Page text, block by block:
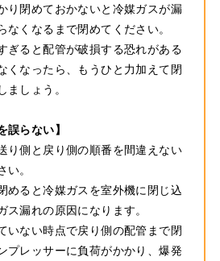
り閉めておかないと冷媒ガスが漏
なくなるまで閉めてください。
ぎると配管が破損する恐れがある
くなったら、もうひと力加えて閉
ましょう。
誤らない】
り側と戻り側の順番を間違えない
い。
めると冷媒ガスを室外機に閉じ込
ス漏れの原因になります。
いない時点で戻り側の配管まで閉
プレッサーに負荷がかかり、爆発